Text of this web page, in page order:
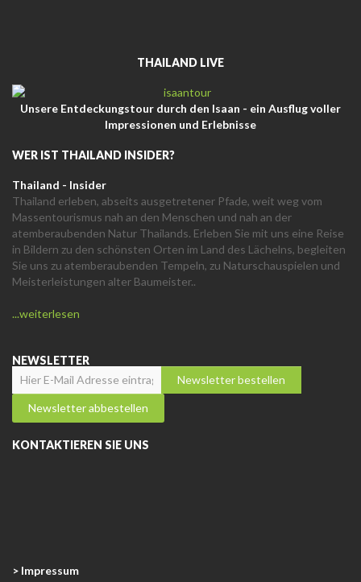
THAILAND LIVE
Unsere Entdeckungstour durch den Isaan - ein Ausflug voller
Impressionen und Erlebnisse
WER IST THAILAND INSIDER?
Thailand - Insider
Thailand erleben, abseits ausgetretener Pfade, weit weg vom
Massentourismus nah an den Menschen und nah an der
atemberaubenden Natur Thailands. Erleben Sie mit uns eine Reise
in Bildern zu den schönsten Orten im Land des Lächelns, begleiten
Sie uns zu atemberaubenden Tempeln, zu Naturschauspielen und
Meisterleistungen alter Baumeister..
...weiterlesen
NEWSLETTER
KONTAKTIEREN SIE UNS
> Impressum